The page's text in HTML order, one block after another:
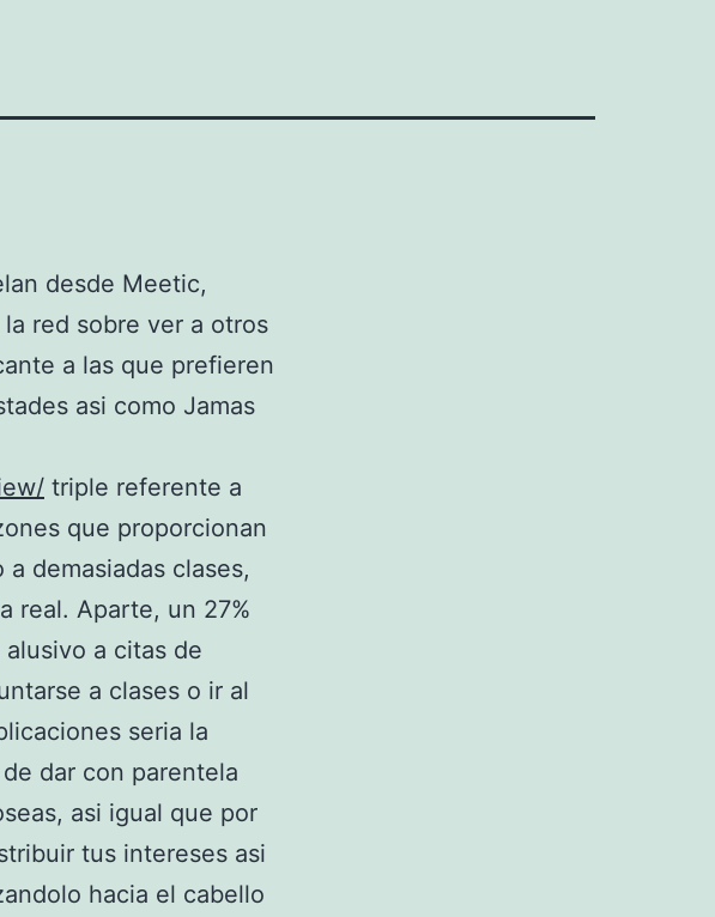
desde Meetic,
red sobre ver a otros
a las que prefieren
asi­ como Jamas
triple referente a
que proporcionan
demasiadas clases,
real. Aparte, un 27%
a citas de
a clases o ir al
seria la
dar con parentela
asi igual que por
tus intereses asi
hacia el cabello